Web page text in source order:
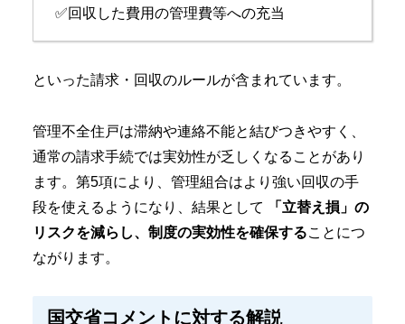
✅回収した費用の管理費等への充当
といった請求・回収のルールが含まれています。
管理不全住戸は滞納や連絡不能と結びつきやすく、
通常の請求手続では実効性が乏しくなることがあり
ます。第5項により、管理組合はより強い回収の手
段を使えるようになり、結果として
「立替え損」の
リスクを減らし、制度の実効性を確保することにつ
ながります。
国交省コメントに対する解説